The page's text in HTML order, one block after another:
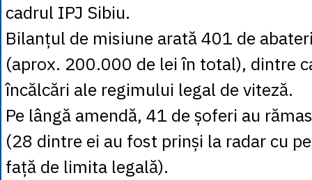
cadrul IPJ Sibiu.
Bilanțul de misiune arată 401 de
(aprox. 200.000 de lei în total), dintre
încălcări ale regimului legal de viteză.
Pe lângă amendă, 41 de șoferi au
(28 dintre ei au fost prinși la radar cu
față de limita legală).